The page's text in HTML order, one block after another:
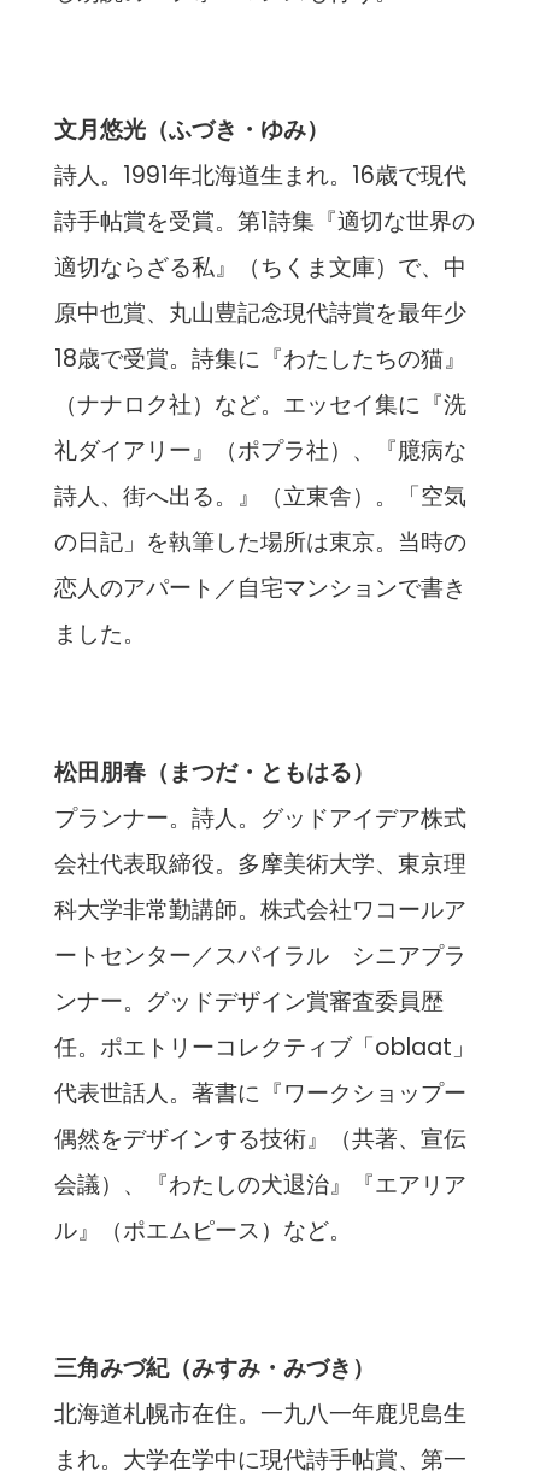
文月悠光（ふづき・ゆみ）
詩人。1991年北海道生まれ。16歳で現代
詩手帖賞を受賞。第1詩集『適切な世界の
適切ならざる私』（ちくま文庫）で、中
原中也賞、丸山豊記念現代詩賞を最年少
18歳で受賞。詩集に『わたしたちの猫』
（ナナロク社）など。エッセイ集に『洗
礼ダイアリー』（ポプラ社）、『臆病な
詩人、街へ出る。』（立東舎）。「空気
の日記」を執筆した場所は東京。当時の
恋人のアパート／自宅マンションで書き
ました。
松田朋春（まつだ・ともはる）
プランナー。詩人。グッドアイデア株式
会社代表取締役。多摩美術大学、東京理
科大学非常勤講師。株式会社ワコールア
ートセンター／スパイラル シニアプラ
ンナー。グッドデザイン賞審査委員歴
任。ポエトリーコレクティブ「oblaat」
代表世話人。著書に『ワークショップー
偶然をデザインする技術』（共著、宣伝
会議）、『わたしの犬退治』『エアリア
ル』（ポエムピース）など。
三角みづ紀（みすみ・みづき）
北海道札幌市在住。一九八一年鹿児島生
まれ。大学在学中に現代詩手帖賞、第一